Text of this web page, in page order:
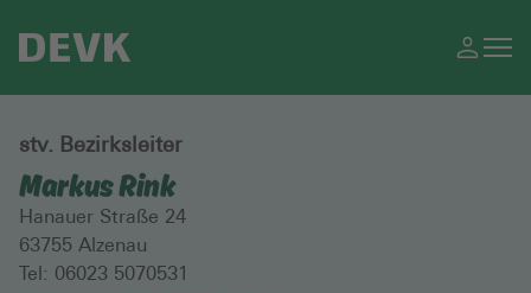
stv. Bezirksleiter
Markus Rink
Hanauer Straße 24
63755 Alzenau
Tel: 06023 5070531